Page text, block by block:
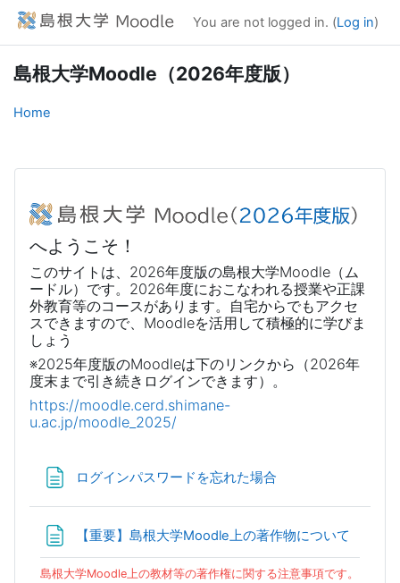
Skip to main content
You are not logged in. (Log in)
島根大学Moodle（2026年度版）
Home
へようこそ！
このサイトは、 2026年度版の島根大学Moodle（ム
ードル）です。2026年度におこなわれる授業や正課
外教育等のコースがあります。自宅からでもアクセ
スできますので、Moodleを活用して積極的に学びま
しょう
※2025年度版のMoodleは下のリンクから（2026年
度末まで引き続きログインできます）。
https://moodle.cerd.shimane-
u.ac.jp/moodle_2025/
ログインパスワードを忘れた場合
【重要】島根大学Moodle上の著作物について
島根大学Moodle上の教材等の著作権に関する注意事項です。